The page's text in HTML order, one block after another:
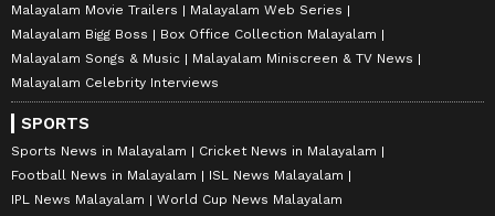
Malayalam Movie Trailers
Malayalam Web Series
Malayalam Bigg Boss
Box Office Collection Malayalam
Malayalam Songs & Music
Malayalam Miniscreen & TV News
Malayalam Celebrity Interviews
SPORTS
Sports News in Malayalam
Cricket News in Malayalam
Football News in Malayalam
ISL News Malayalam
IPL News Malayalam
World Cup News Malayalam